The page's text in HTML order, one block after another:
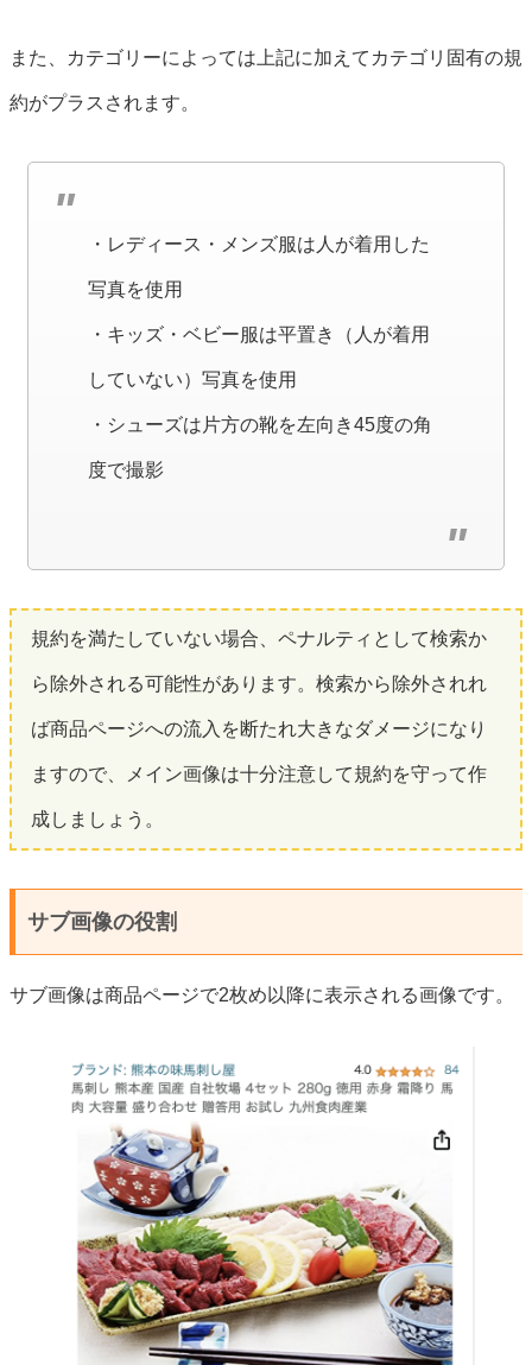
また、カテゴリーによっては上記に加えてカテゴリ固有の規
約がプラスされます。
・レディース・メンズ服は人が着用した
写真を使用
・キッズ・ベビー服は平置き（人が着用
していない）写真を使用
・シューズは片方の靴を左向き45度の角
度で撮影
規約を満たしていない場合、ペナルティとして検索か
ら除外される可能性があります。検索から除外されれ
ば商品ページへの流入を断たれ大きなダメージになり
ますので、メイン画像は十分注意して規約を守って作
成しましょう。
サブ画像の役割
サブ画像は商品ページで2枚め以降に表示される画像です。